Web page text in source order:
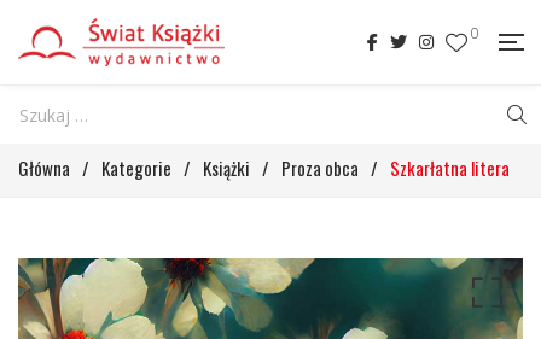
0
Główna / Kategorie / Książki / Proza obca / Szkarłatna litera